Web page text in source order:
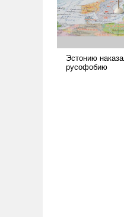
нужно отвечать.